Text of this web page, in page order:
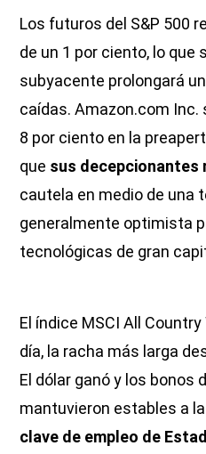
Los futuros del S&P 500
de un 1 por ciento, lo que
subyacente prolongará
caídas. Amazon.com Inc.
8 por ciento en la
que sus decepcionantes
cautela en medio de una
generalmente optimista
tecnológicas de gran
El índice MSCI All
día, la racha más larga
El dólar ganó y los bonos
mantuvieron estables a
clave de empleo de